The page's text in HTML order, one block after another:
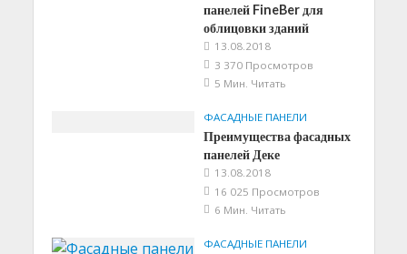
панелей FineBer для
облицовки зданий
13.08.2018
3 370 Просмотров
5 Мин. Читать
ФАСАДНЫЕ ПАНЕЛИ
Преимущества фасадных
панелей Деке
13.08.2018
16 025 Просмотров
6 Мин. Читать
ФАСАДНЫЕ ПАНЕЛИ